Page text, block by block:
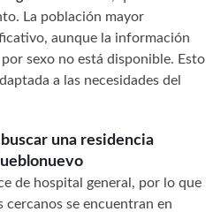
La población mayor
aunque la información
sexo no está disponible. Esto
a las necesidades del
una residencia
de hospital general, por lo que
cercanos se encuentran en